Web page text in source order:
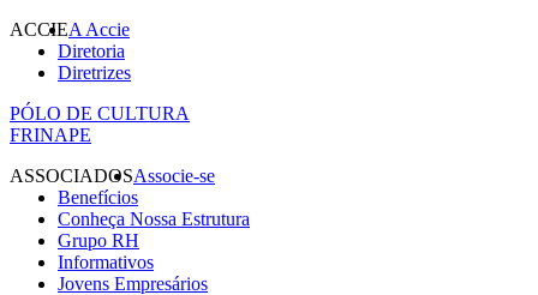
ACCIEA Accie
Diretoria
Diretrizes
PÓLO DE CULTURA
FRINAPE
ASSOCIADOSAssocie-se
Benefícios
Conheça Nossa Estrutura
Grupo RH
Informativos
Jovens Empresários